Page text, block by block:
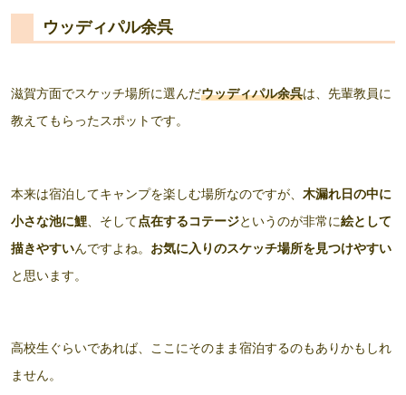
ウッディパル余呉
滋賀方面でスケッチ場所に選んだウッディパル余呉は、先輩教員に
教えてもらったスポットです。
本来は宿泊してキャンプを楽しむ場所なのですが、 木漏れ日の中に
小さな池に鯉 、そして点在するコテージというのが非常に絵として
描きやすいんですよね。 お気に入りのスケッチ場所を見つけやすい
と思います。
高校生ぐらいであれば、ここにそのまま宿泊するのもありかもしれ
ません。